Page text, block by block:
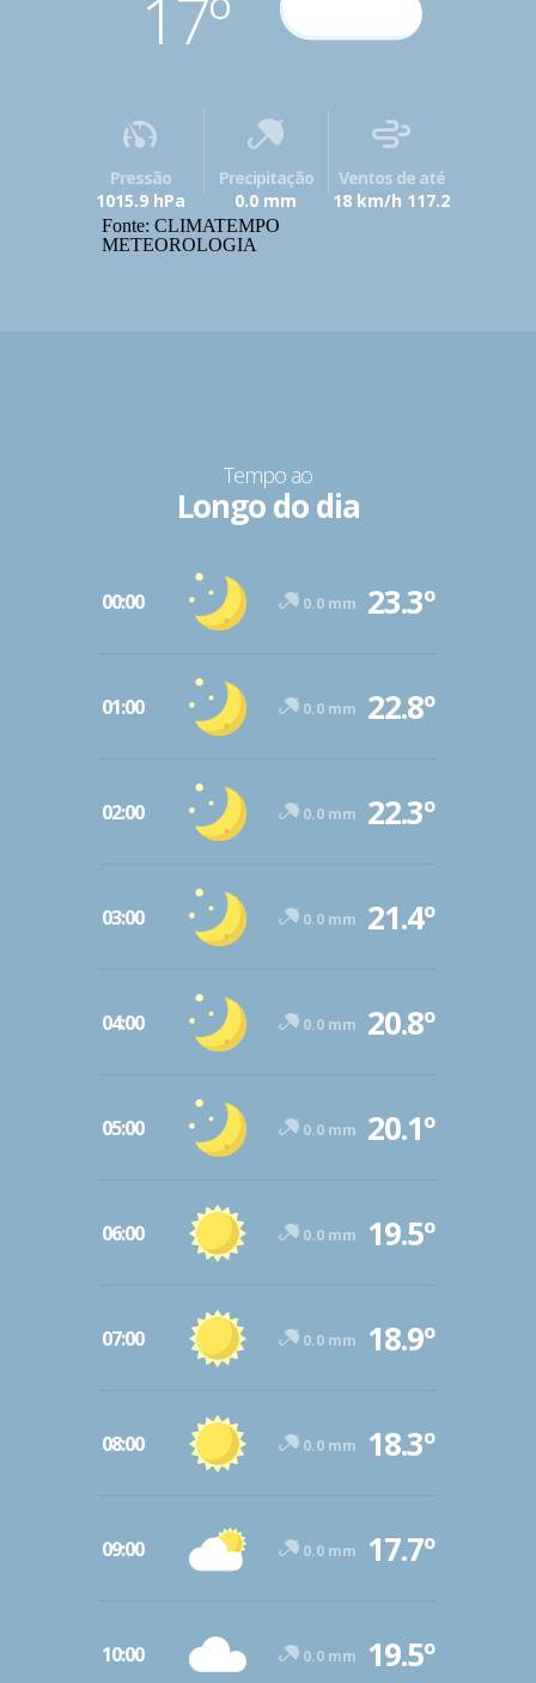
17º
Pressão
1015.9 hPa
Precipitação
0.0 mm
Ventos de até
18 km/h 117.2
Fonte: CLIMATEMPO
METEOROLOGIA
Tempo ao
Longo do dia
00:00 0.0 mm 23.3º
01:00 0.0 mm 22.8º
02:00 0.0 mm 22.3º
03:00 0.0 mm 21.4º
04:00 0.0 mm 20.8º
05:00 0.0 mm 20.1º
06:00 0.0 mm 19.5º
07:00 0.0 mm 18.9º
08:00 0.0 mm 18.3º
09:00 0.0 mm 17.7º
10:00 0.0 mm 19.5º